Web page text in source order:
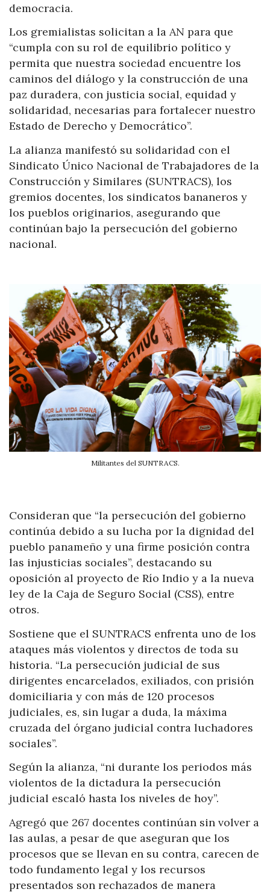
democracia.
Los gremialistas solicitan a la AN para que
“cumpla con su rol de equilibrio político y
permita que nuestra sociedad encuentre los
caminos del diálogo y la construcción de una
paz duradera, con justicia social, equidad y
solidaridad, necesarias para fortalecer nuestro
Estado de Derecho y Democrático”.
La alianza manifestó su solidaridad con el
Sindicato Único Nacional de Trabajadores de la
Construcción y Similares (SUNTRACS), los
gremios docentes, los sindicatos bananeros y
los pueblos originarios, asegurando que
continúan bajo la persecución del gobierno
nacional.
Militantes del SUNTRACS.
Consideran que “la persecución del gobierno
continúa debido a su lucha por la dignidad del
pueblo panameño y una firme posición contra
las injusticias sociales”, destacando su
oposición al proyecto de Río Indio y a la nueva
ley de la Caja de Seguro Social (CSS), entre
otros.
Sostiene que el SUNTRACS enfrenta uno de los
ataques más violentos y directos de toda su
historia. “La persecución judicial de sus
dirigentes encarcelados, exiliados, con prisión
domiciliaria y con más de 120 procesos
judiciales, es, sin lugar a duda, la máxima
cruzada del órgano judicial contra luchadores
sociales”.
Según la alianza, “ni durante los periodos más
violentos de la dictadura la persecución
judicial escaló hasta los niveles de hoy”.
Agregó que 267 docentes continúan sin volver a
las aulas, a pesar de que aseguran que los
procesos que se llevan en su contra, carecen de
todo fundamento legal y los recursos
presentados son rechazados de manera